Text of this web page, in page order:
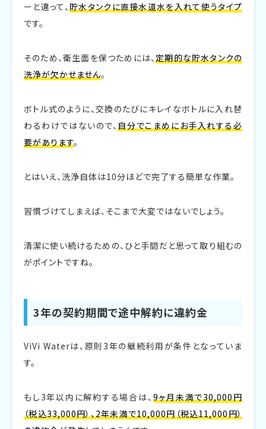
ーと違って、貯水タンクに直接水道水を入れて使うタイプ
です。
そのため、衛生面を保つためには、定期的な貯水タンクの
洗浄が欠かせません。
ボトル式のように、交換のたびにキレイなボトルに入れ替
わるわけではないので、自分でこまめにお手入れする必
要があります。
とはいえ、洗浄自体は10分ほどで完了する簡単な作業。
習慣づけてしまえば、そこまで大変ではないでしょう。
清潔に使い続けるための、ひと手間だと思って取り組むの
がポイントですね。
3年の契約期間で途中解約に違約金
ViVi Waterは、原則3年の継続利用が条件となっていま
す。
もし3年以内に解約する場合は、 9ヶ月未満で30,000円
（税込33,000円）、2年未満で10,000円（税込11,000円）